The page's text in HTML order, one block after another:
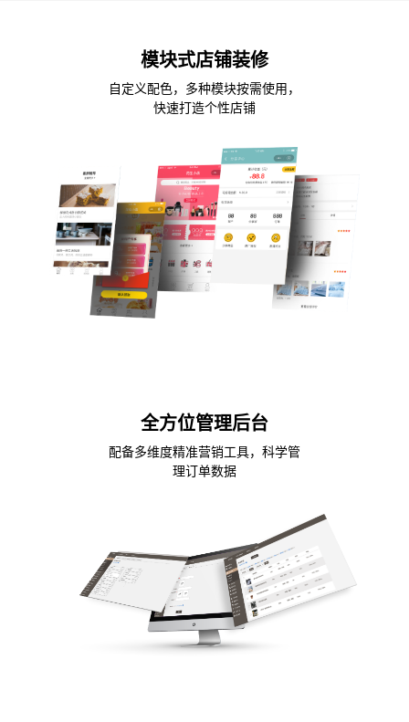
模块式店铺装修
自定义配色，多种模块按需使用，
快速打造个性店铺
全方位管理后台
配备多维度精准营销工具，科学管
理订单数据